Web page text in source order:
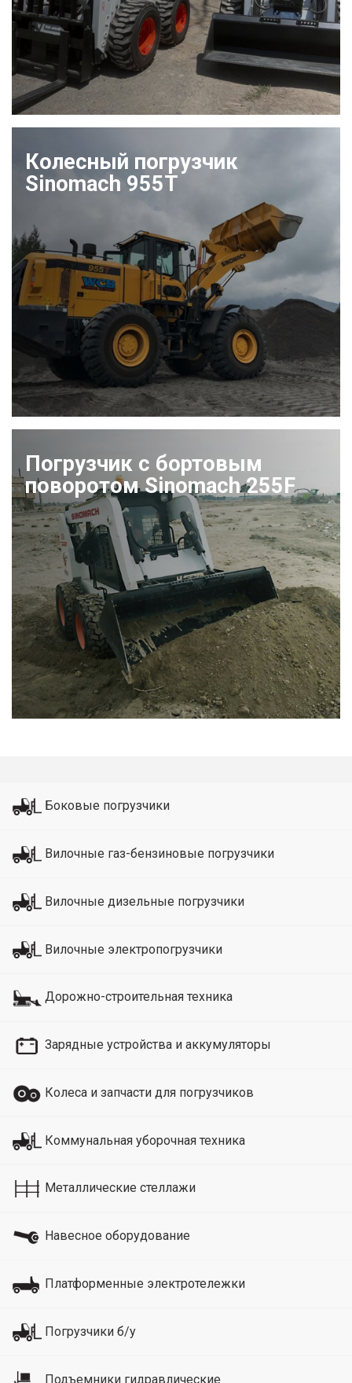
Колесный погрузчик
Sinomach 955T
Погрузчик с бортовым
поворотом Sinomach 255F
Боковые погрузчики
Вилочные газ-бензиновые погрузчики
Вилочные дизельные погрузчики
Вилочные электропогрузчики
Дорожно-строительная техника
Зарядные устройства и аккумуляторы
Колеса и запчасти для погрузчиков
Коммунальная уборочная техника
Металлические стеллажи
Навесное оборудование
Платформенные электротележки
Погрузчики б/у
Подъемники гидравлические